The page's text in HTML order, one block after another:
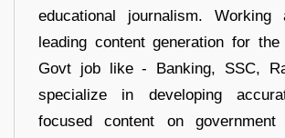
educational journalism. Working
leading content generation for
Govt job like - Banking, SSC,
specialize in developing
focused content on